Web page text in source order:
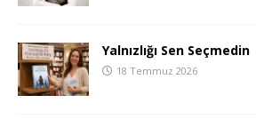
Yalnızlığı Sen Seçmedin
18 Temmuz 2026